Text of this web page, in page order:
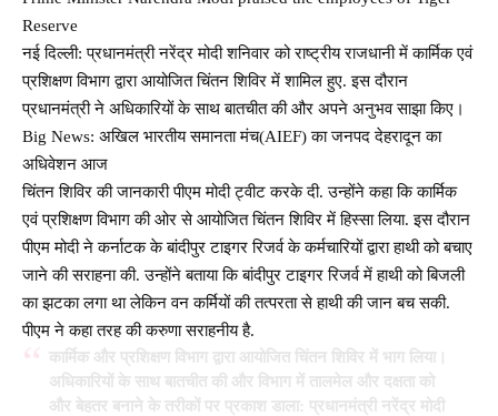
Reserve
नई दिल्ली: प्रधानमंत्री नरेंद्र मोदी शनिवार को राष्ट्रीय राजधानी में कार्मिक एवं
प्रशिक्षण विभाग द्वारा आयोजित चिंतन शिविर में शामिल हुए. इस दौरान
प्रधानमंत्री ने अधिकारियों के साथ बातचीत की और अपने अनुभव साझा किए।
Big News: अखिल भारतीय समानता मंच(AIEF) का जनपद देहरादून का
अधिवेशन आज
चिंतन शिविर की जानकारी पीएम मोदी ट्वीट करके दी. उन्होंने कहा कि कार्मिक
एवं प्रशिक्षण विभाग की ओर से आयोजित चिंतन शिविर में हिस्सा लिया. इस दौरान
पीएम मोदी ने कर्नाटक के बांदीपुर टाइगर रिजर्व के कर्मचारियों द्वारा हाथी को बचाए
जाने की सराहना की. उन्होंने बताया कि बांदीपुर टाइगर रिजर्व में हाथी को बिजली
का झटका लगा था लेकिन वन कर्मियों की तत्परता से हाथी की जान बच सकी.
पीएम ने कहा तरह की करुणा सराहनीय है.
कार्मिक और प्रशिक्षण विभाग द्वारा आयोजित चिंतन शिविर में भाग लिया।
अधिकारियों के साथ बातचीत की और विभाग में तालमेल और दक्षता को
और बेहतर बनाने के तरीकों पर प्रकाश डाला: प्रधानमंत्री नरेंद्र मोदी